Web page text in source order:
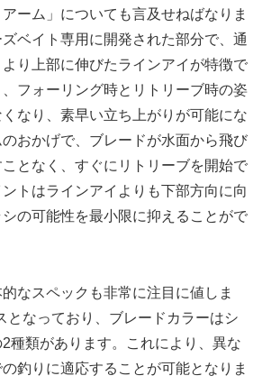
ーム」についても言及せねばなりま
ベイト専用に開発された部分で、通
り上部に伸びたラインアイが特徴で
フォーリング時とリトリーブ時の姿
なり、素早い立ち上がりが可能にな
おかげで、ブレードが水面から飛び
となく、すぐにリトリーブを開始で
トはラインアイよりも下部方向に向
の可能性を最小限に抑えることがで
なスペックも非常に注目に値しま
となっており、ブレードカラーはシ
種類があります。これにより、異な
釣りに適応することが可能となりま